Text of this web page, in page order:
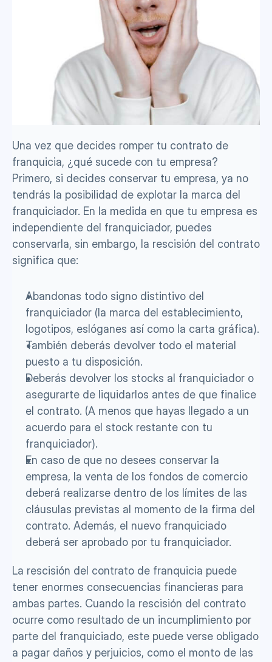
Una vez que decides romper tu contrato de
franquicia, ¿qué sucede con tu empresa?
Primero, si decides conservar tu empresa, ya no
tendrás la posibilidad de explotar la marca del
franquiciador. En la medida en que tu empresa es
independiente del franquiciador, puedes
conservarla, sin embargo, la rescisión del contrato
significa que:
Abandonas todo signo distintivo del
franquiciador (la marca del establecimiento,
logotipos, eslóganes así como la carta gráfica).
También deberás devolver todo el material
puesto a tu disposición.
Deberás devolver los stocks al franquiciador o
asegurarte de liquidarlos antes de que finalice
el contrato. (A menos que hayas llegado a un
acuerdo para el stock restante con tu
franquiciador).
En caso de que no desees conservar la
empresa, la venta de los fondos de comercio
deberá realizarse dentro de los límites de las
cláusulas previstas al momento de la firma del
contrato. Además, el nuevo franquiciado
deberá ser aprobado por tu franquiciador.
La rescisión del contrato de franquicia puede
tener enormes consecuencias financieras para
ambas partes. Cuando la rescisión del contrato
ocurre como resultado de un incumplimiento por
parte del franquiciado, este puede verse obligado
a pagar daños y perjuicios, como el monto de las